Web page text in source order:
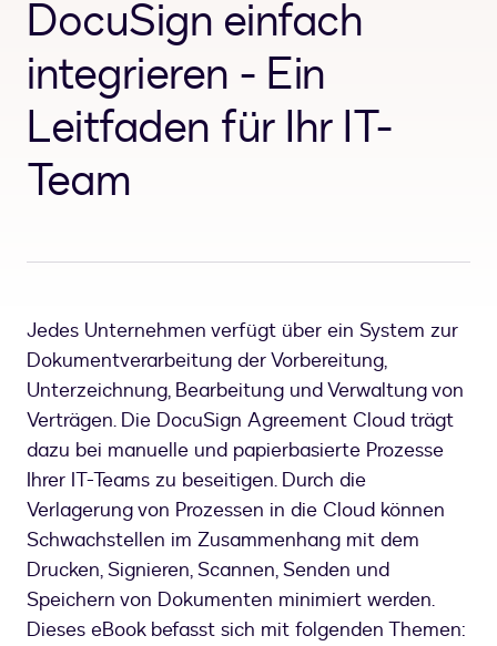
DocuSign einfach
integrieren - Ein
Leitfaden für Ihr IT-
Team
Jedes Unternehmen verfügt über ein System zur
Dokumentverarbeitung der Vorbereitung,
Unterzeichnung, Bearbeitung und Verwaltung von
Verträgen. Die DocuSign Agreement Cloud trägt
dazu bei manuelle und papierbasierte Prozesse
Ihrer IT-Teams zu beseitigen. Durch die
Verlagerung von Prozessen in die Cloud können
Schwachstellen im Zusammenhang mit dem
Drucken, Signieren, Scannen, Senden und
Speichern von Dokumenten minimiert werden.
Dieses eBook befasst sich mit folgenden Themen: